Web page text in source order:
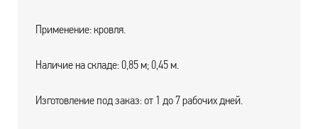
Применение: кровля.
Наличие на складе: 0,85 м; 0,45 м.
Изготовление под заказ: от 1 до 7 рабочих дней.